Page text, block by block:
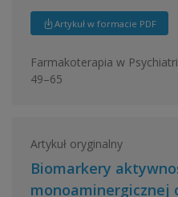
Artykuł w formacie PDF
Farmakoterapia w
49–65
Artykuł oryginalny
Biomarkery
monoaminergicznej